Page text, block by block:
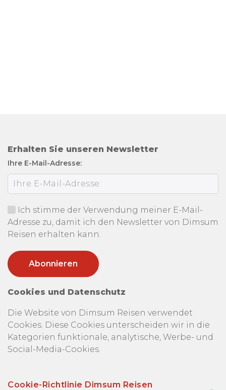
Erhalten Sie unseren Newsletter
Ihre E-Mail-Adresse:
Ich stimme der Verwendung meiner E-Mail-
Adresse zu, damit ich den Newsletter von Dimsum
Reisen erhalten kann.
Cookies und Datenschutz
Die Website von Dimsum Reisen verwendet
Cookies. Diese Cookies unterscheiden wir in die
Kategorien funktionale, analytische, Werbe- und
Social-Media-Cookies.
Cookie-Richtlinie Dimsum Reisen